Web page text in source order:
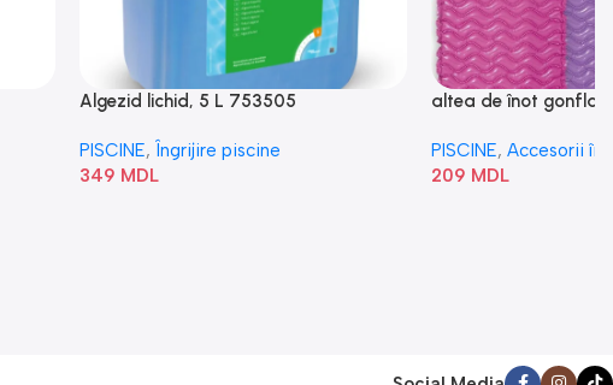
Algezid lichid, 5 L 753505
PISCINE, Îngrijire piscine
349 MDL
altea de înot
PISCINE, Accesorii
209 MDL